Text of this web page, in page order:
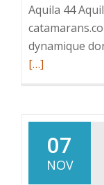
Aquila 44
dynamique
[…]
07
NOV